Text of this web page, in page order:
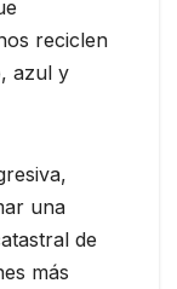
reciclen
azul y
una
de
más